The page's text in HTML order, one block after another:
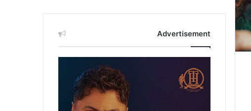
Advertisement